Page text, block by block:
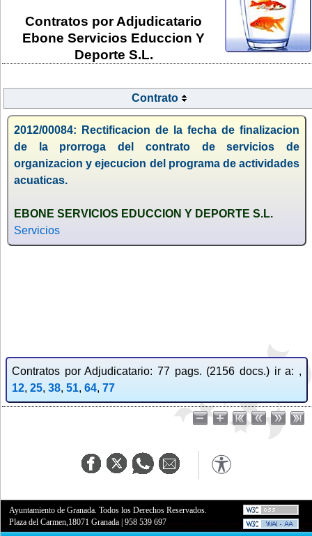
Contratos por Adjudicatario
Ebone Servicios Educcion Y
Deporte S.L.
Contrato
2012/00084: Rectificacion de la fecha de finalizacion
de la prorroga del contrato de servicios de
organizacion y ejecucion del programa de actividades
acuaticas.
EBONE SERVICIOS EDUCCION Y DEPORTE S.L.
Servicios
Contratos por Adjudicatario: 77 pags. (2156 docs.) ir a: ,
12, 25, 38, 51, 64, 77
Ayuntamiento de Granada. Todos los Derechos Reservados.
Plaza del Carmen,18071 Granada |958 539 697